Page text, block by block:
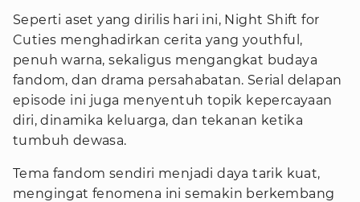
Seperti aset yang dirilis hari ini, Night Shift for
Cuties menghadirkan cerita yang youthful,
penuh warna, sekaligus mengangkat budaya
fandom, dan drama persahabatan. Serial delapan
episode ini juga menyentuh topik kepercayaan
diri, dinamika keluarga, dan tekanan ketika
tumbuh dewasa.
Tema fandom sendiri menjadi daya tarik kuat,
mengingat fenomena ini semakin berkembang